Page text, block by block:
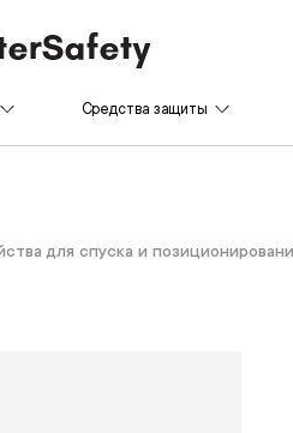
Средства защиты
для спуска и